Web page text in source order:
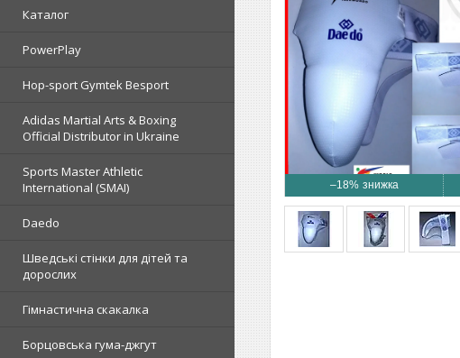
Каталог
PowerPlay
Hop-sport Gymtek Besport
Adidas Martial Arts & Boxing
Official Distributor in Ukraine
Sports Master Athletic
International (SMAI)
Daedo
Шведські стінки для дітей та
дорослих
Гімнастична скакалка
Борцовська гума-джгут
–18%